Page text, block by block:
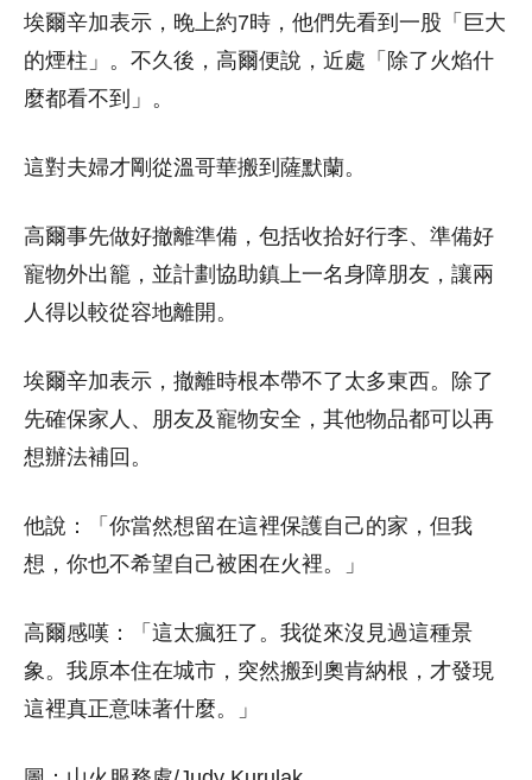
埃爾辛加表示，晚上約7時，他們先看到一股「巨大
的煙柱」。不久後，高爾便說，近處「除了火焰什
麼都看不到」。
這對夫婦才剛從溫哥華搬到薩默蘭。
高爾事先做好撤離準備，包括收拾好行李、準備好
寵物外出籠，並計劃協助鎮上一名身障朋友，讓兩
人得以較從容地離開。
埃爾辛加表示，撤離時根本帶不了太多東西。除了
先確保家人、朋友及寵物安全，其他物品都可以再
想辦法補回。
他說：「你當然想留在這裡保護自己的家，但我
想，你也不希望自己被困在火裡。」
高爾感嘆：「這太瘋狂了。我從來沒見過這種景
象。我原本住在城市，突然搬到奧肯納根，才發現
這裡真正意味著什麼。」